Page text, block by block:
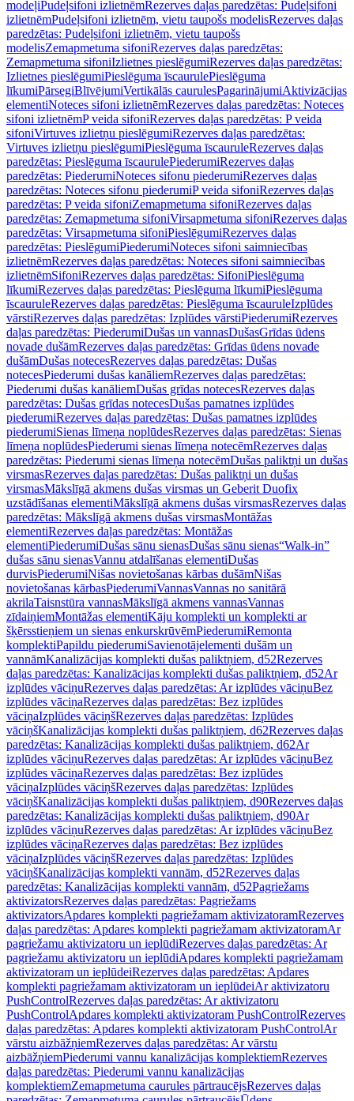
modeļiPudeļsifoni izlietnēmRezerves daļas paredzētas: Pudeļsifoni
izlietnēmPudeļsifoni izlietnēm, vietu taupošs modelisRezerves daļas
paredzētas: Pudeļsifoni izlietnēm, vietu taupošs
modelisZemapmetuma sifoniRezerves daļas paredzētas:
Zemapmetuma sifoniIzlietnes pieslēgumiRezerves daļas paredzētas:
Izlietnes pieslēgumiPieslēguma īscaurulePieslēguma
līkumiPārsegiBlīvējumiVertikālās caurulesPagarinājumiAktivizācijas
elementiNoteces sifoni izlietnēmRezerves daļas paredzētas: Noteces
sifoni izlietnēmP veida sifoniRezerves daļas paredzētas: P veida
sifoniVirtuves izlietņu pieslēgumiRezerves daļas paredzētas:
Virtuves izlietņu pieslēgumiPieslēguma īscauruleRezerves daļas
paredzētas: Pieslēguma īscaurulePiederumiRezerves daļas
paredzētas: PiederumiNoteces sifonu piederumiRezerves daļas
paredzētas: Noteces sifonu piederumiP veida sifoniRezerves daļas
paredzētas: P veida sifoniZemapmetuma sifoniRezerves daļas
paredzētas: Zemapmetuma sifoniVirsapmetuma sifoniRezerves daļas
paredzētas: Virsapmetuma sifoniPieslēgumiRezerves daļas
paredzētas: PieslēgumiPiederumiNoteces sifoni saimniecības
izlietnēmRezerves daļas paredzētas: Noteces sifoni saimniecības
izlietnēmSifoniRezerves daļas paredzētas: SifoniPieslēguma
līkumiRezerves daļas paredzētas: Pieslēguma līkumiPieslēguma
īscauruleRezerves daļas paredzētas: Pieslēguma īscauruleIzplūdes
vārstiRezerves daļas paredzētas: Izplūdes vārstiPiederumiRezerves
daļas paredzētas: PiederumiDušas un vannasDušasGrīdas ūdens
novade dušāmRezerves daļas paredzētas: Grīdas ūdens novade
dušāmDušas notecesRezerves daļas paredzētas: Dušas
notecesPiederumi dušas kanāliemRezerves daļas paredzētas:
Piederumi dušas kanāliemDušas grīdas notecesRezerves daļas
paredzētas: Dušas grīdas notecesDušas pamatnes izplūdes
piederumiRezerves daļas paredzētas: Dušas pamatnes izplūdes
piederumiSienas līmeņa noplūdesRezerves daļas paredzētas: Sienas
līmeņa noplūdesPiederumi sienas līmeņa notecēmRezerves daļas
paredzētas: Piederumi sienas līmeņa notecēmDušas paliktņi un dušas
virsmasRezerves daļas paredzētas: Dušas paliktņi un dušas
virsmasMākslīgā akmens dušas virsmas un Geberit Duofix
uzstādīšanas elementiMākslīgā akmens dušas virsmasRezerves daļas
paredzētas: Mākslīgā akmens dušas virsmasMontāžas
elementiRezerves daļas paredzētas: Montāžas
elementiPiederumiDušas sānu sienasDušas sānu sienas“Walk-in”
dušas sānu sienasVannu atdalīšanas elementiDušas
durvisPiederumiNišas novietošanas kārbas dušāmNišas
novietošanas kārbasPiederumiVannasVannas no sanitārā
akrilaTaisnstūra vannasMākslīgā akmens vannasVannas
zīdaiņiemMontāžas elementiKāju komplekti un komplekti ar
šķērsstieņiem un sienas enkurskrūvēmPiederumiRemonta
komplektiPapildu piederumiSavienotājelementi dušām un
vannāmKanalizācijas komplekti dušas paliktņiem, d52Rezerves
daļas paredzētas: Kanalizācijas komplekti dušas paliktņiem, d52Ar
izplūdes vāciņuRezerves daļas paredzētas: Ar izplūdes vāciņuBez
izplūdes vāciņaRezerves daļas paredzētas: Bez izplūdes
vāciņaIzplūdes vāciņšRezerves daļas paredzētas: Izplūdes
vāciņšKanalizācijas komplekti dušas paliktņiem, d62Rezerves daļas
paredzētas: Kanalizācijas komplekti dušas paliktņiem, d62Ar
izplūdes vāciņuRezerves daļas paredzētas: Ar izplūdes vāciņuBez
izplūdes vāciņaRezerves daļas paredzētas: Bez izplūdes
vāciņaIzplūdes vāciņšRezerves daļas paredzētas: Izplūdes
vāciņšKanalizācijas komplekti dušas paliktņiem, d90Rezerves daļas
paredzētas: Kanalizācijas komplekti dušas paliktņiem, d90Ar
izplūdes vāciņuRezerves daļas paredzētas: Ar izplūdes vāciņuBez
izplūdes vāciņaRezerves daļas paredzētas: Bez izplūdes
vāciņaIzplūdes vāciņšRezerves daļas paredzētas: Izplūdes
vāciņšKanalizācijas komplekti vannām, d52Rezerves daļas
paredzētas: Kanalizācijas komplekti vannām, d52Pagriežams
aktivizatorsRezerves daļas paredzētas: Pagriežams
aktivizatorsApdares komplekti pagriežamam aktivizatoramRezerves
daļas paredzētas: Apdares komplekti pagriežamam aktivizatoramAr
pagriežamu aktivizatoru un ieplūdiRezerves daļas paredzētas: Ar
pagriežamu aktivizatoru un ieplūdiApdares komplekti pagriežamam
aktivizatoram un ieplūdeiRezerves daļas paredzētas: Apdares
komplekti pagriežamam aktivizatoram un ieplūdeiAr aktivizatoru
PushControlRezerves daļas paredzētas: Ar aktivizatoru
PushControlApdares komplekti aktivizatoram PushControlRezerves
daļas paredzētas: Apdares komplekti aktivizatoram PushControlAr
vārstu aizbāžņiemRezerves daļas paredzētas: Ar vārstu
aizbāžņiemPiederumi vannu kanalizācijas komplektiemRezerves
daļas paredzētas: Piederumi vannu kanalizācijas
komplektiemZemapmetuma caurules pārtraucējsRezerves daļas